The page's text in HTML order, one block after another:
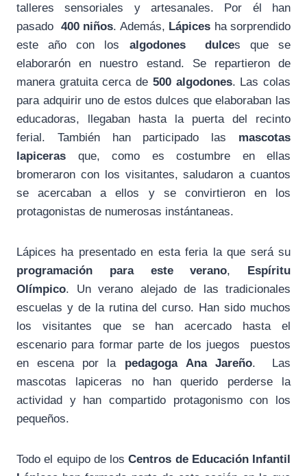
talleres sensoriales y artesanales. Por él han
pasado 400 niños. Además, Lápices ha sorprendido
este año con los algodones dulces que se
elaborarón en nuestro estand. Se repartieron de
manera gratuita cerca de 500 algodones. Las colas
para adquirir uno de estos dulces que elaboraban las
educadoras, llegaban hasta la puerta del recinto
ferial. También han participado las mascotas
lapiceras que, como es costumbre en ellas
bromeraron con los visitantes, saludaron a cuantos
se acercaban a ellos y se convirtieron en los
protagonistas de numerosas instántaneas.
Lápices ha presentado en esta feria la que será su
programación para este verano, Espíritu
Olímpico. Un verano alejado de las tradicionales
escuelas y de la rutina del curso. Han sido muchos
los visitantes que se han acercado hasta el
escenario para formar parte de los juegos puestos
en escena por la pedagoga Ana Jareño. Las
mascotas lapiceras no han querido perderse la
actividad y han compartido protagonismo con los
pequeños.
Todo el equipo de losCentros de Educación Infantil